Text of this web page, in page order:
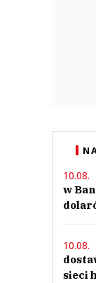
10.08.
w
10.08.
sieci